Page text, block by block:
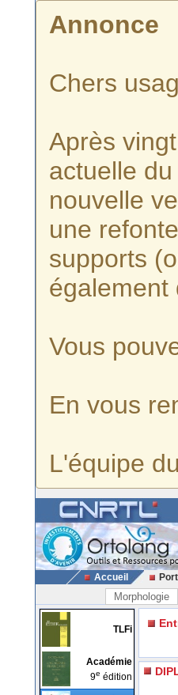
Annonce
Chers
Après
actuelle
nouvelle
une
supports
également
Vous
En vous
L'équipe
Accueil
Morphologie
TLFi
Académie
9e édition